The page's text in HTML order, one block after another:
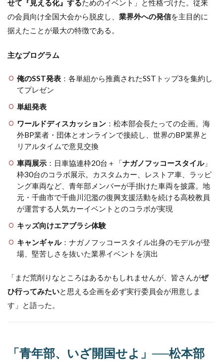
せて『見える化』するためのイベント」と性格づけた。従来
の会員向け全国大会から脱皮し、 業界外への発信を主目的に
据えたことが最大の特徴である。
主なプログラム
俺のSST発表：各単組から推薦されたSSTトップ3を集約し
てプレゼン
単組発表
ワールドディスカッション：松本部会長たっての企画。海
外BP業者・団体とオンラインで接続し、世界のBP業界と
リアルタイムで意見交換
車両展示：日車協連枠20台＋「ナガノフッコースタイル」
枠30台のコラボ展示。カスタムカー、レストア車、ラッピ
ング車両など、青年部メンバーが手掛けた車両を披露。地
元・千曲市で千曲川氾濫の復興支援活動を続ける高校教員
が運営する人気カーイベントとのコラボが実現
キッズ向けエアブラシ体験
キャンギャル：ナガノフッコースタイル出身のモデルが登
場、堅苦しさを抜いた業界イベントを演出
「まだ荒削りなところはあるかもしれませんが、皆さんがぜ
ひ行ってみたいと思える企画を必ず実行委員会が用意しま
す」と語った。
「青年部、いざ開国せよ」──松本部